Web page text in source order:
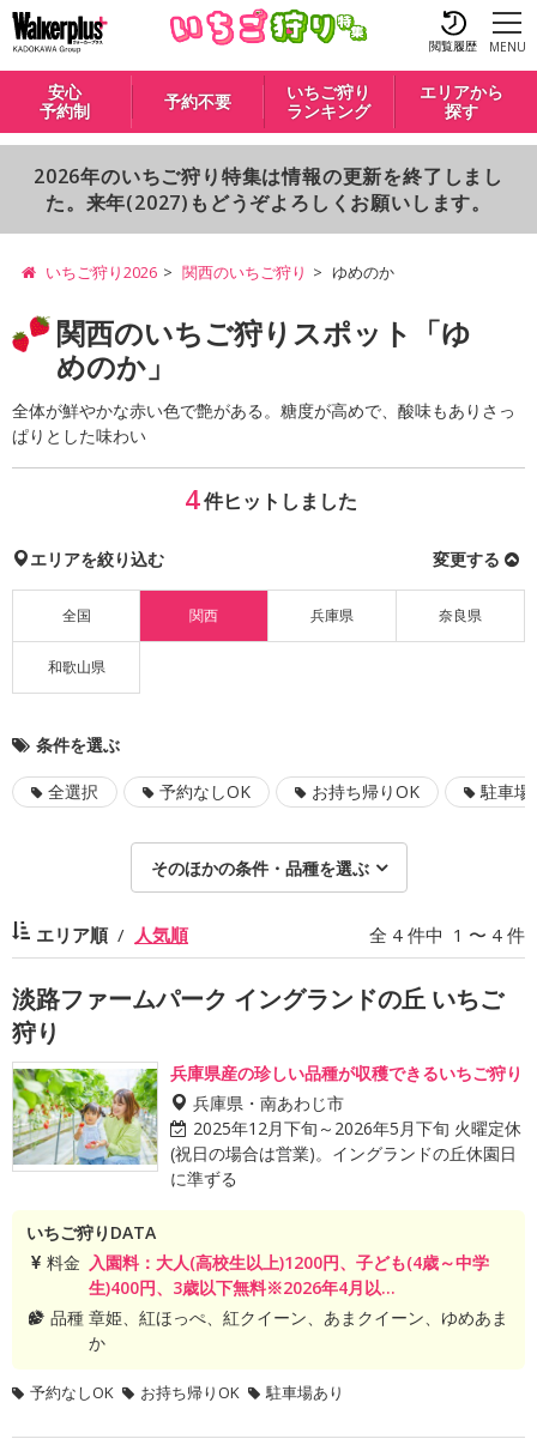
閲覧履歴 MENU
安心
予約制
予約不要
いちご狩り
ランキング
エリアから
探す
2026年のいちご狩り特集は情報の更新を終了しまし
た。来年(2027)もどうぞよろしくお願いします。
いちご狩り2026 関西のいちご狩り ゆめのか
関西のいちご狩りスポット「ゆ
めのか」
全体が鮮やかな赤い色で艶がある。糖度が高めで、酸味もありさっ
ぱりとした味わい
4件ヒットしました
エリアを絞り込む 変更する
全国 関西 兵庫県 奈良県
和歌山県
条件を選ぶ
全選択 予約なしOK お持ち帰りOK 駐車場
そのほかの条件・品種を選ぶ
エリア順 人気順 全 4 件中 1 〜 4 件
淡路ファームパーク イングランドの丘 いちご
狩り
兵庫県産の珍しい品種が収穫できるいちご狩り
兵庫県・南あわじ市
2025年12月下旬～2026年5月下旬 火曜定休
(祝日の場合は営業)。イングランドの丘休園日
に準ずる
いちご狩りDATA
料金 入園料：大人(高校生以上)1200円、子ども(4歳～中学
生)400円、3歳以下無料※2026年4月以...
品種 章姫、紅ほっぺ、紅クイーン、あまクイーン、ゆめあま
か
予約なしOK お持ち帰りOK 駐車場あり